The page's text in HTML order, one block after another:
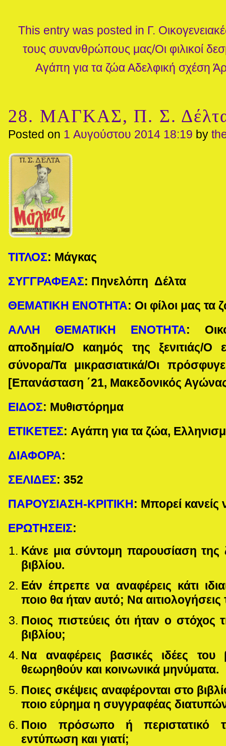
This entry was posted in Γ.
τους συνανθρώπους μας/Οι φιλικοί
Αγάπη για τα ζώαΑδελφική σχέση
28. ΜΑΓΚΑΣ, Π. Σ.
Posted on 1 Αυγούστου 2014 18:19 by
ΤΙΤΛΟΣ: Μάγκας
ΣΥΓΓΡΑΦΕΑΣ: Πηνελόπη Δέλτα
ΘΕΜΑΤΙΚΗ ΕΝΟΤΗΤΑ: Οι φίλοι μας τα
ΑΛΛΗ ΘΕΜΑΤΙΚΗ ΕΝΟΤΗΤΑ:
αποδημία/Ο καημός της ξενιτιάς/
σύνορα/Τα μικρασιατικά/Οι
[Επανάσταση ΄21, Μακεδονικός
ΕΙΔΟΣ: Μυθιστόρημα
ΕΤΙΚΕΤΕΣ: Αγάπη για τα ζώα,
ΔΙΑΦΟΡΑ:
ΣΕΛΙΔΕΣ:352
ΠΑΡΟΥΣΙΑΣΗ-ΚΡΙΤΙΚΗ: Μπορεί κανείς
ΕΡΩΤΗΣΕΙΣ:
Κάνε μια σύντομη παρουσίαση
βιβλίου.
Εάν έπρεπε να αναφέρεις κάτι
ποιο θα ήταν αυτό; Να
Ποιος πιστεύεις ότι ήταν ο
βιβλίου;
Να αναφέρεις βασικές ιδέες
θεωρηθούν και κοινωνικά μηνύματα.
Ποιες σκέψεις αναφέρονται στο
ποιο εύρημα η συγγραφέας
Ποιο πρόσωπο ή περιστατικό
εντύπωση και γιατί;